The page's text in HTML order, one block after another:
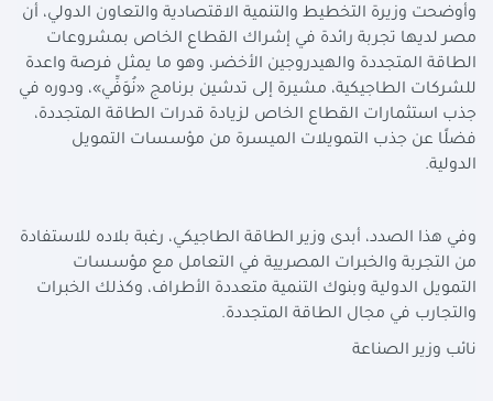
وأوضحت وزيرة التخطيط والتنمية الاقتصادية والتعاون الدولي، أن
مصر لديها تجربة رائدة في إشراك القطاع الخاص بمشروعات
الطاقة المتجددة والهيدروجين الأخضر، وهو ما يمثل فرصة واعدة
للشركات الطاجيكية، مشيرة إلى تدشين برنامج «نُوَفِّي»، ودوره في
جذب استثمارات القطاع الخاص لزيادة قدرات الطاقة المتجددة،
فضلًا عن جذب التمويلات الميسرة من مؤسسات التمويل
الدولية.
وفي هذا الصدد، أبدى وزير الطاقة الطاجيكي، رغبة بلاده للاستفادة
من التجربة والخبرات المصريية في التعامل مع مؤسسات
التمويل الدولية وبنوك التنمية متعددة الأطراف، وكذلك الخبرات
والتجارب في مجال الطاقة المتجددة.
نائب وزير الصناعة